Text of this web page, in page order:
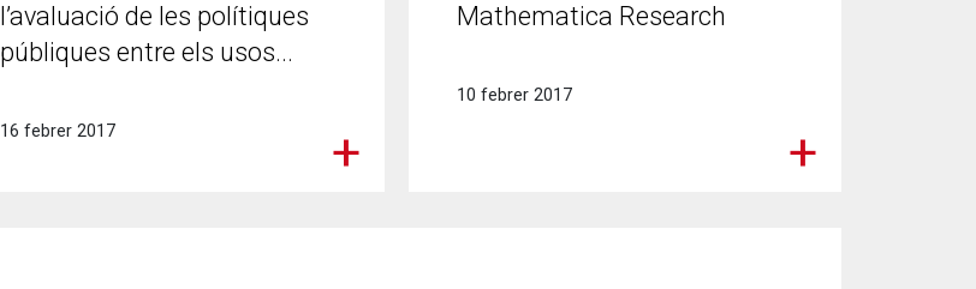
l’avaluació de les polítiques
públiques entre els usos...
16 febrer 2017
Mathematica Research
10 febrer 2017